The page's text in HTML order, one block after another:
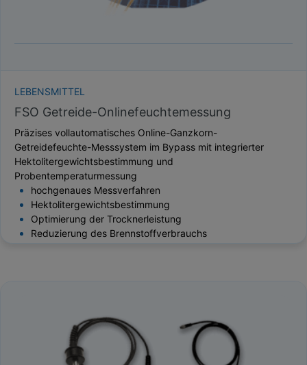
LEBENSMITTEL
FSO Getreide-Onlinefeuchtemessung
Präzises vollautomatisches Online-Ganzkorn-
Getreidefeuchte-Messsystem im Bypass mit integrierter
Hektolitergewichtsbestimmung und
Probentemperaturmessung
hochgenaues Messverfahren
Hektolitergewichtsbestimmung
Optimierung der Trocknerleistung
Reduzierung des Brennstoffverbrauchs